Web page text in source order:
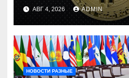
АВГ 4, 2026 ADMIN
НОВОСТИ РАЗНЫЕ